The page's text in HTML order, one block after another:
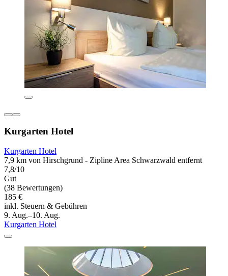
Kurgarten Hotel
Kurgarten Hotel
7,9 km von Hirschgrund - Zipline Area Schwarzwald entfernt
7,8/10
Gut
(38 Bewertungen)
185 €
inkl. Steuern & Gebühren
9. Aug.–10. Aug.
Kurgarten Hotel